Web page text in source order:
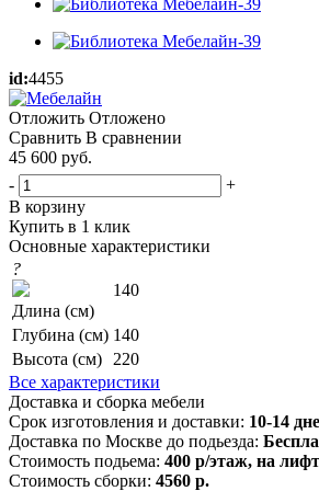
id:4455
Отложить Отложено
Сравнить В сравнении
45 600 руб.
-
+
В корзину
Купить в 1 клик
Основные характеристики
?
Длина (см)
140
Глубина (см) 140
Высота (см)
220
Все характеристики
Доставка и сборка мебели
Срок изготовления и доставки: 10-14
Доставка по Москве до подьезда:
Стоимость подьема: 400 р/этаж, на
Стоимость сборки: 4560 р.